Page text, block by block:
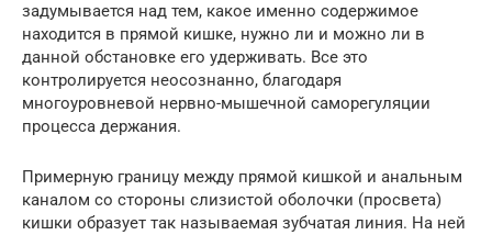
задумывается над тем, какое именно содержимое
находится в прямой кишке, нужно ли и можно ли в
данной обстановке его удерживать. Все это
контролируется неосознанно, благодаря
многоуровневой нервно-мышечной саморегуляции
процесса держания.
Примерную границу между прямой кишкой и анальным
каналом со стороны слизистой оболочки (просвета)
кишки образует так называемая зубчатая линия. На ней